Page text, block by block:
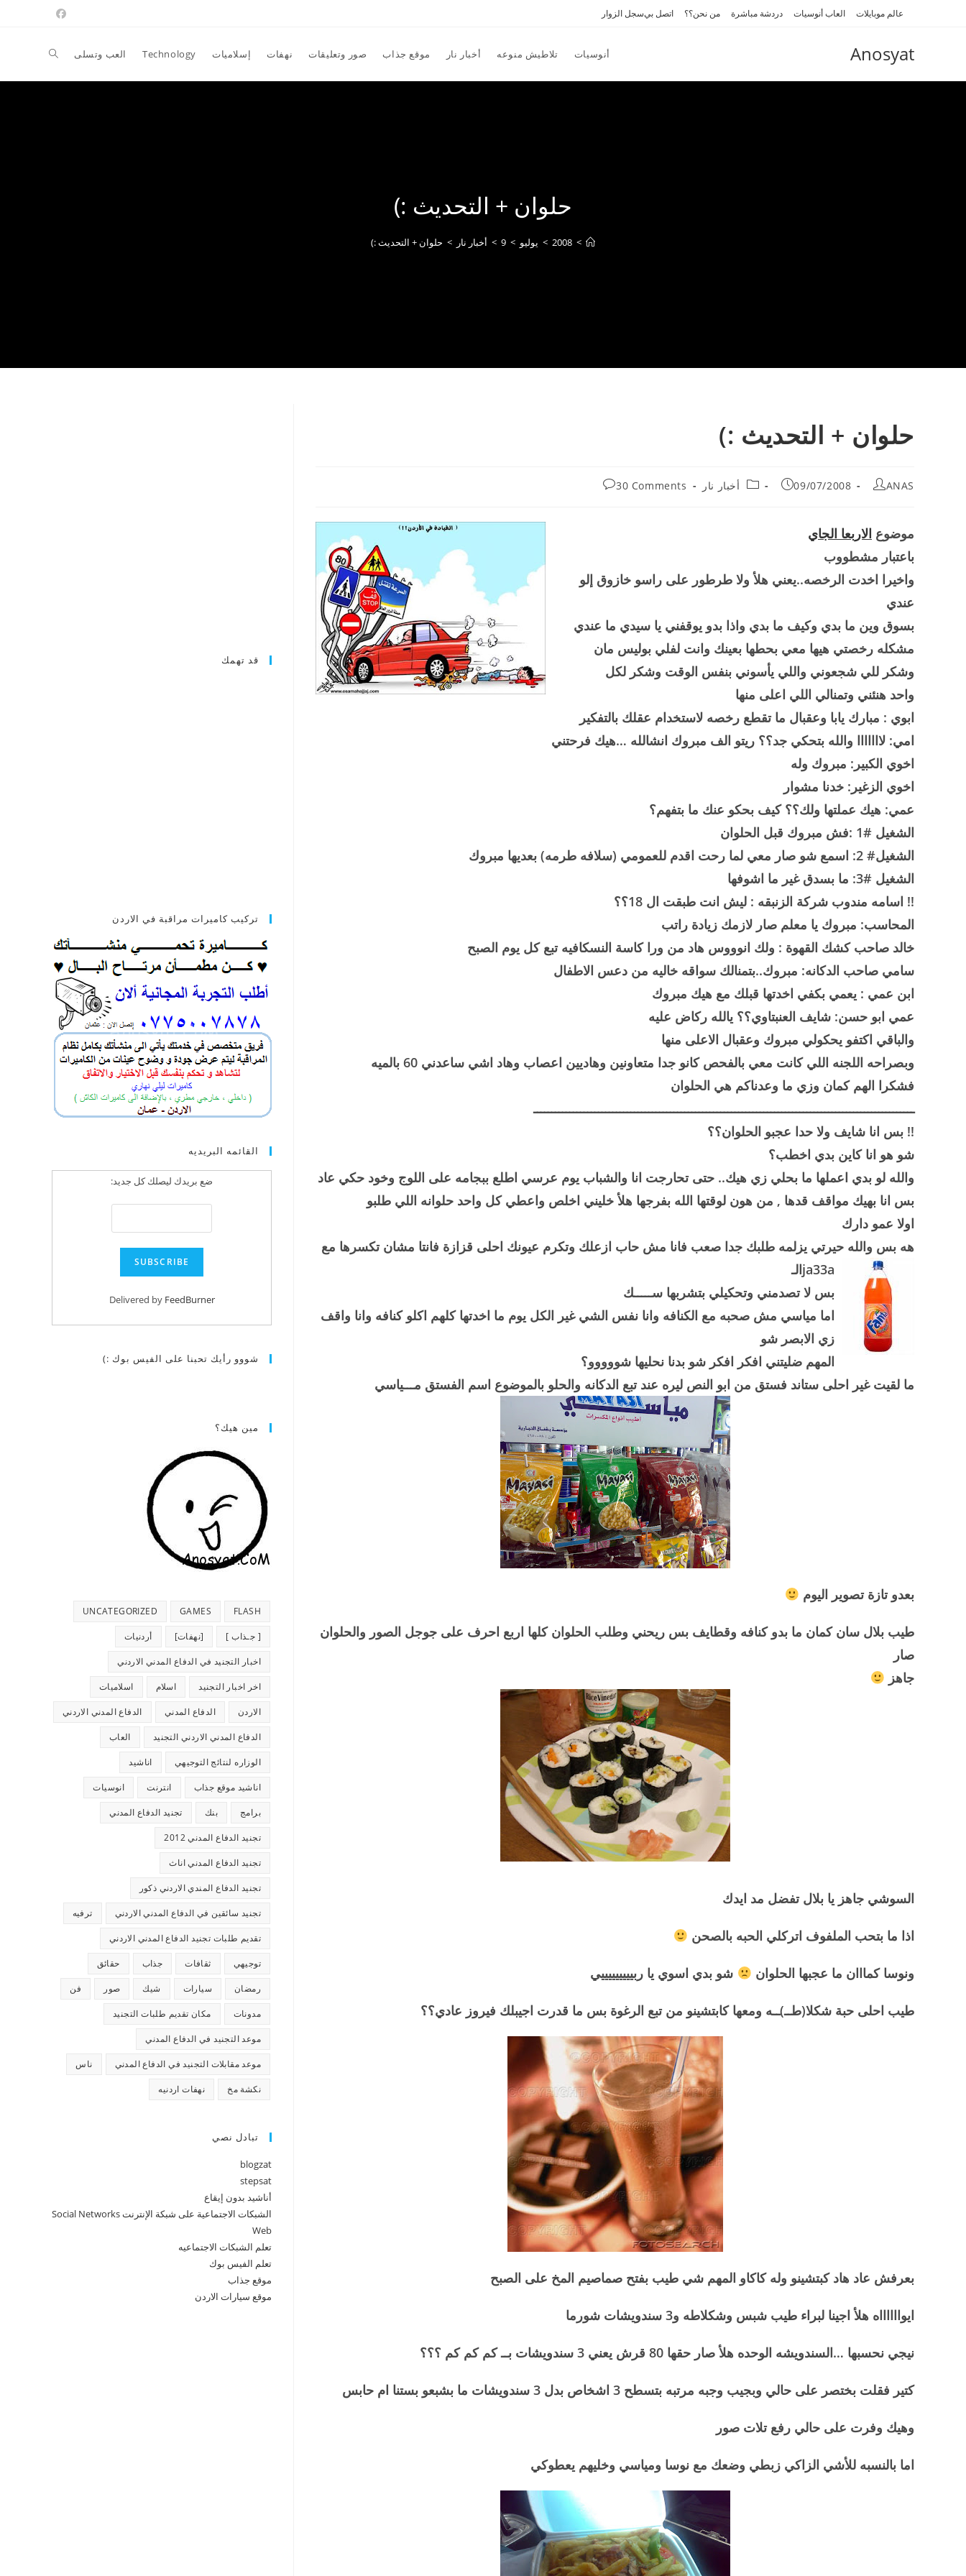
عالم موبايلات العاب أنوسيات دردشة مباشرة من نحن؟؟ اتصل بيسجل الزوار
Anosyat أنوسيات تلاطيش منوعه أخبار نار موقع جذاب صور وتعليقات نهفات إسلاميات Technology العب وتسلى Toggle
حلوان + التحديث :)
>
2008
> يوليو >
9
> أخبار نار > حلوان + التحديث :)
حلوان + التحديث :)
PostANAS
Post
09/07/2008
Post
أخبار نار
Post
30 Comments
موضوع الاربعا الجاي
باعتبار مشطووب
واخيرا اخدت الرخصه..يعني هلأ ولا طرطور على راسو خازوق إلو
عندي
بسوق وين ما بدي وكيف ما بدي واذا بدو يوقفني يا سيدي ما عندي
مشكله رخصتي هيها معي بحطها بعينك وانت لفلي بوليس مان
وشكر للي شجعوني واللي يأسوني بنفس الوقت وشكر لكل
واحد هنئني وتمنالي اللي اعلى منها
ابوي : مبارك يابا وعقبال ما تقطع رخصه لاستخدام عقلك بالتفكير
امي: لااااااا والله بتحكي جد؟؟ ريتو الف مبروك انشالله …هيك فرحتني
اخوي الكبير: مبروك وله
اخوي الزغير: خدنا مشوار
عمي: هيك عملتها ولك؟؟ كيف بحكو عنك ما بتفهم؟
الشغيل #1 :فش مبروك قبل الحلوان
الشغيل# 2: اسمع شو صار معي لما رحت اقدم للعمومي (سلافه طرمه) بعديها مبروك
الشغيل #3: ما بسدق غير ما اشوفها
!! اسامه مندوب شركة الزنبقه : ليش انت طبقت ال 18؟؟
المحاسب: مبروك يا معلم صار لازمك زيادة راتب
خالد صاحب كشك القهوة : ولك انوووس هاد من ورا كاسة النسكافيه تبع كل يوم الصبح
سامي صاحب الدكانه: مبروك..بتمنالك سواقه خاليه من دعس الاطفال
ابن عمي : يعمي بكفي اخدتها قبلك مع هيك مبروك
عمي ابو حسن: شايف العنبتاوي؟؟ يالله ركاض عليه
والباقي اكتفو يحكولي مبروك وعقبال الاعلى منها
وبصراحه اللجنه اللي كانت معي بالفحص كانو جدا متعاونين وهاديين اعصاب وهاد اشي ساعدني 60 بالميه
فشكرا الهم كمان وزي ما وعدناكم هي الحلوان
ــــــــــــــــــــــــــــــــــــــــــــــــــــــــــــــــــــــــــــــــــــــــــــــــــــــــــ
!! بس انا شايف ولا حدا عجبو الحلوان؟؟
شو هو انا كاين بدي اخطب؟
والله لو بدي اعملها ما بحلي زي هيك.. حتى تحارجت انا والشباب يوم عرسي اطلع ببجامه على اللوج وخود حكي عاد
بس انا بهيك مواقف قدها , من هون لوقتها الله بفرجها هلأ خليني اخلص واعطي كل واحد حلوانه اللي طلبو
اولا عمو دارك
هه بس والله حيرتي يزلمه طلبك جدا صعب فانا مش حاب ازعلك وتكرم عيونك احلى قزازة فانتا مشان تكسرها مع
ja33aالـ
بس لا تصدمني وتحكيلي بتشربها ســـــك
اما مياسي مش صحبه مع الكنافه وانا نفس الشي غير الكل يوم ما اخدتها كلهم اكلو كنافه وانا واقف
زي الابصر شو
المهم ضليتني افكر افكر شو بدنا نحليها شووووو؟
ما لقيت غير احلى ستاند فستق من ابو النص ليره عند تبع الدكانه والحلو بالموضوع اسم الفستق مـــياسي
بعدو تازة تصوير اليوم
طيب بلال سان كمان ما بدو كنافه وقطايف بس ريحني وطلب الحلوان كلها اربع احرف على جوجل الصور والحلوان
صار
جاهز
السوشي جاهز يا بلال تفضل مد ايدك
اذا ما بتحب الملفوف اتركلي الحبه بالصحن
ونوسا كمااان ما عجبها الحلوان شو بدي اسوي يا ربيييييييييي
طيب احلى حبة شكلا(طــ)ــه ومعها كابتشينو من تبع الرغوة بس ما قدرت اجيبلك فيروز عادي؟؟
بعرفش عاد هاد كبتشينو وله كاكاو المهم شي طيب بفتح صماصيم المخ على الصبح
ايوااااااه هلأ اجينا لبراء طيب شبس وشكلاطه و3 سندويشات شورما
نيجي نحسبها …السندويشه الوحده هلأ صار حقها 80 قرش يعني 3 سندويشات بــ كم كم كم ؟؟؟
كتير فقلت بختصر على حالي وبجيب وجبه مرتبه بتسطح 3 اشخاص بدل 3 سندويشات ما بشبعو بستنا ام حابس
وهيك وفرت على حالي رفع تلات صور
اما بالنسبه للأشي الزاكي زبطي وضعك مع نوسا ومياسي وخليهم يعطوكي
قد تهمك
تركيب كاميرات مراقبة في الاردن
القائمه البريديه
ضع بريدك ليصلك كل جديد:
Delivered by FeedBurner
شووو رأيك تحبنا على الفيس بوك :)
مين هيك؟
FLASH
GAMES
UNCATEGORIZED
[ جـذاب ] [نهفات] أردنيات
اخبار التجنيد في الدفاع المدني الاردني
اخر اخبار التجنيد اسلام اسلاميات
الاردن الدفاع المدني الدفاع المدني الاردني
الدفاع المدني الاردني التجنيد العاب
الوزاره لنتائج التوجيهي اناشيد
اناشيد موقع جذاب انترنت انوسيات
برامج بنك تجنيد الدفاع المدني
تجنيد الدفاع المدني 2012
تجنيد الدفاع المدني اناث
تجنيد الدفاع المندي الاردني ذكور
تجنيد سائقين في الدفاع المدني الاردني ترفيه
تقديم طلبات تجنيد الدفاع المدني الاردني
توجيهي ثقافات جذاب حقائق
رمضان سيارات شيك صور فن
مدونات مكان تقديم طلبات التجنيد
موعد التجنيد في الدفاع المدني
موعد مقابلات التجنيد في الدفاع المدني ناس
نكشة مخ نهفات اردنيه
تبادل نصي
blogzat
stepsat
أناشيد بدون إيقاع
الشبكات الاجتماعية على شبكة الإنترنت Social Networks
Web
تعلم الشبكات الاجتماعيه
تعلم الفيس بوك
موقع جذاب
موقع سيارات الاردن